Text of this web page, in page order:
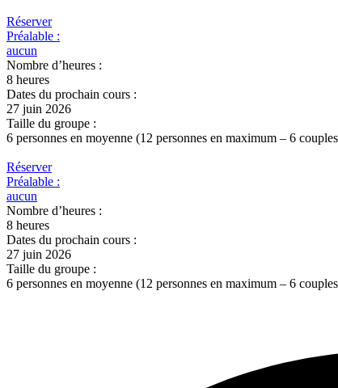
Réserver
Préalable :
aucun
Nombre d’heures :
8 heures
Dates du prochain cours :
27 juin 2026
Taille du groupe :
6 personnes en moyenne (12 personnes en maximum – 6
Réserver
Préalable :
aucun
Nombre d’heures :
8 heures
Dates du prochain cours :
27 juin 2026
Taille du groupe :
6 personnes en moyenne (12 personnes en maximum – 6